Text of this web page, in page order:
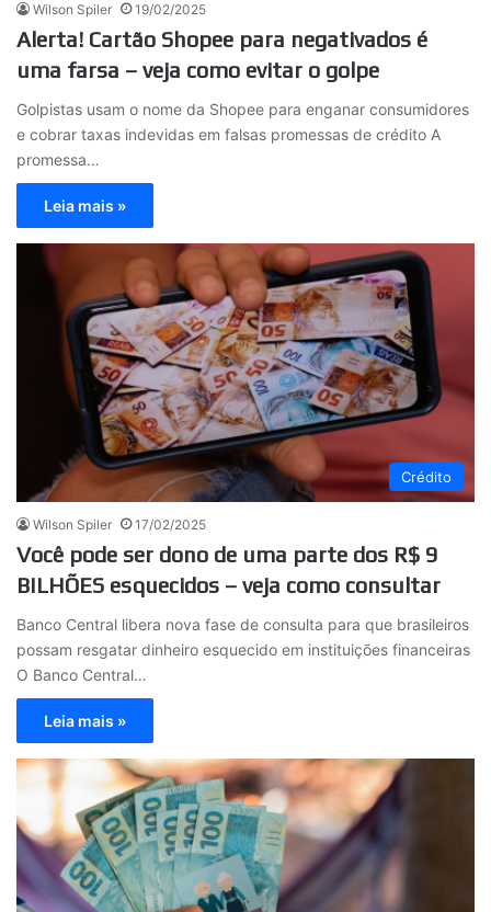
Wilson Spiler 19/02/2025
Alerta! Cartão Shopee para negativados é
uma farsa – veja como evitar o golpe
Golpistas usam o nome da Shopee para enganar consumidores
e cobrar taxas indevidas em falsas promessas de crédito A
promessa…
Leia mais »
Crédito
Wilson Spiler 17/02/2025
Você pode ser dono de uma parte dos R$ 9
BILHÕES esquecidos – veja como consultar
Banco Central libera nova fase de consulta para que brasileiros
possam resgatar dinheiro esquecido em instituições financeiras
O Banco Central…
Leia mais »